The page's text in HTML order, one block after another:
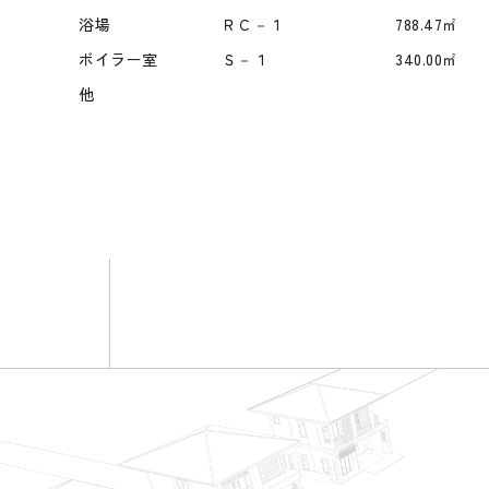
浴場 ＲＣ－１ 788.47㎡
ボイラー室 Ｓ－１ 340.00㎡
他